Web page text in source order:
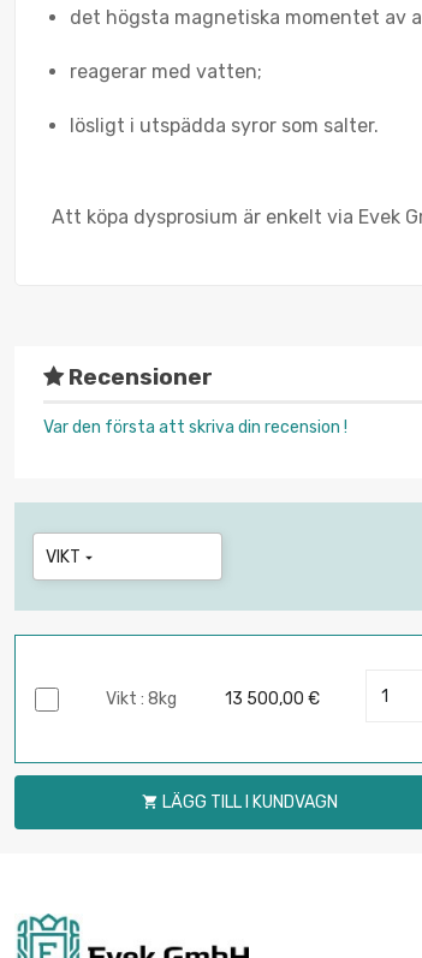
det högsta magnetiska momentet av
reagerar med vatten;
lösligt i utspädda syror som salter.
Att köpa dysprosium är enkelt via Evek
Recensioner
Var den första att skriva din recension !
VIKT 
Vikt : 8kg 13 500,00 €
 LÄGG TILL I KUNDVAGN